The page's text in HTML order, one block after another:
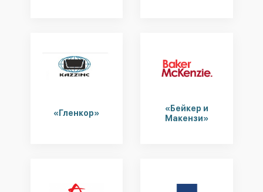
«Гленкор»
«Бейкер и
Макензи»